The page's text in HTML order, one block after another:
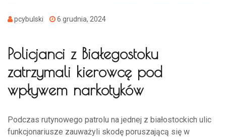
pcybulski 6 grudnia, 2024
Policjanci z Białegostoku
zatrzymali kierowcę pod
wpływem narkotyków
Podczas rutynowego patrolu na jednej z białostockich ulic
funkcjonariusze zauważyli skodę poruszającą się w